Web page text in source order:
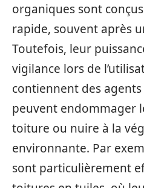
organiques sont
rapide, souvent après
Toutefois, leur
vigilance lors de
contiennent des
peuvent endommager
toiture ou nuire à la
environnante. Par
sont particulièrement